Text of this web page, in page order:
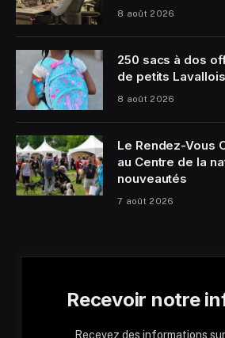
8 août 2026
250 sacs à dos
de petits Lavallois
8 août 2026
Le Rendez-Vous
au Centre de la
nouveautés
7 août 2026
Recevoir notre
Recevez des informations